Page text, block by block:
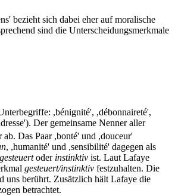
bezieht sich dabei eher auf moralische
sind die Unterscheidungsmerkmale
,bénignité', ,débonnaireté',
Der gemeinsame Nenner aller
Das Paar ,bonté' und ,douceur'
, ,humanité' und ,sensibilité' dagegen als
gesteuertoder instinktiv ist. Laut Lafaye
gesteuert/instinktiv festzuhalten. Die
uns berührt. Zusätzlich hält Lafaye die
betrachtet.